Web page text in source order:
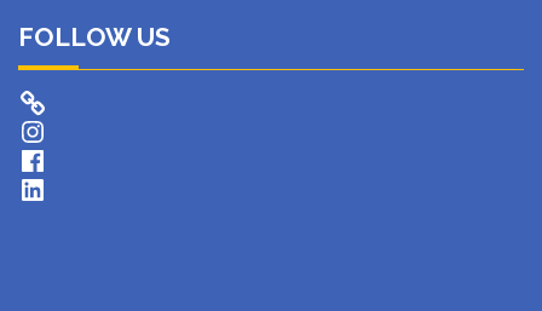
FOLLOW US
Instagram
Facebook
LinkedIn